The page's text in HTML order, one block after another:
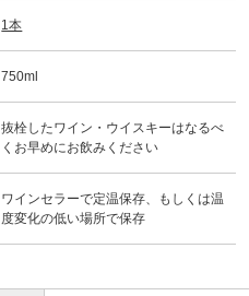
1本
750ml
抜栓したワイン・ウイスキーはなるべ
くお早めにお飲みください
ワインセラーで定温保存、もしくは温
度変化の低い場所で保存